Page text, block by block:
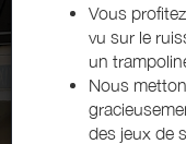
Vous
vu sur le
un
Nous
des jeux de